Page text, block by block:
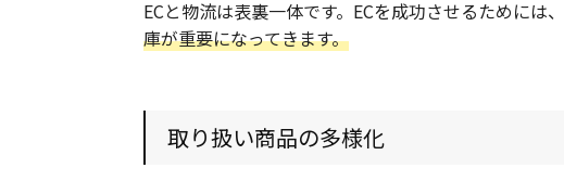
ECと物流は表裏一体です。ECを成功させるためには、
庫が重要になってきます。
取り扱い商品の多様化